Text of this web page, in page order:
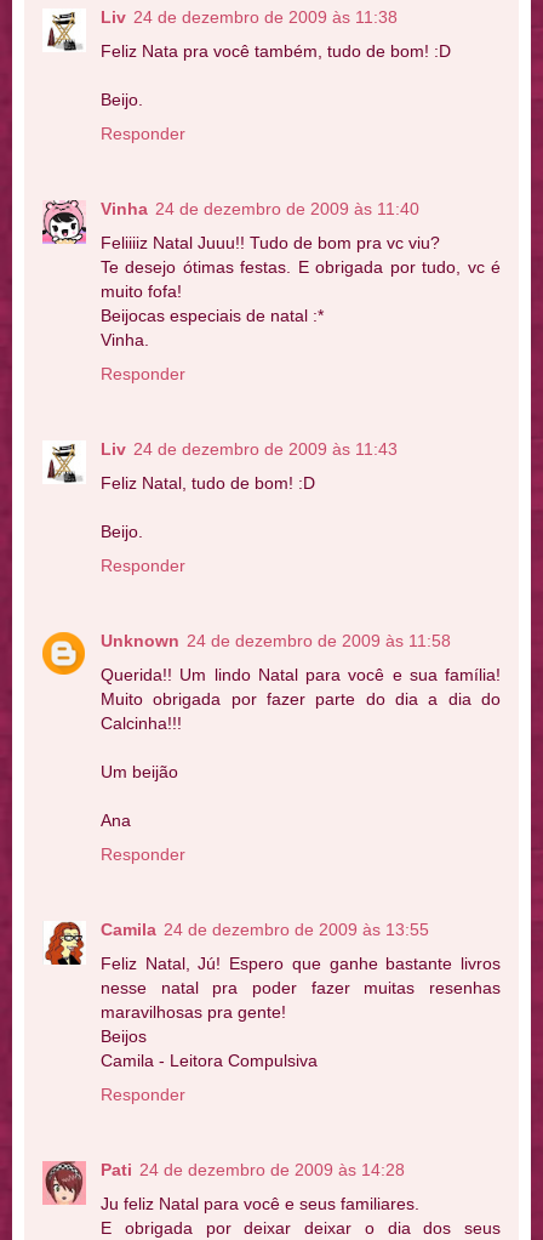
Liv 24 de dezembro de 2009 às 11:38
Feliz Nata pra você também, tudo de bom! :D
Beijo.
Responder
Vinha 24 de dezembro de 2009 às 11:40
Feliiiiz Natal Juuu!! Tudo de bom pra vc viu?
Te desejo ótimas festas. E obrigada por tudo, vc é
muito fofa!
Beijocas especiais de natal :*
Vinha.
Responder
Liv 24 de dezembro de 2009 às 11:43
Feliz Natal, tudo de bom! :D
Beijo.
Responder
Unknown 24 de dezembro de 2009 às 11:58
Querida!! Um lindo Natal para você e sua família!
Muito obrigada por fazer parte do dia a dia do
Calcinha!!!
Um beijão
Ana
Responder
Camila 24 de dezembro de 2009 às 13:55
Feliz Natal, Jú! Espero que ganhe bastante livros
nesse natal pra poder fazer muitas resenhas
maravilhosas pra gente!
Beijos
Camila - Leitora Compulsiva
Responder
Pati 24 de dezembro de 2009 às 14:28
Ju feliz Natal para você e seus familiares.
E obrigada por deixar deixar o dia dos seus